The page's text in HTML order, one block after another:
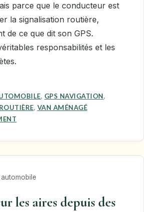
parce que le conducteur est
la signalisation routière,
de ce que dit son GPS.
responsabilités et les
, GPS NAVIGATION,
, VAN AMÉNAGÉ
les aires depuis des